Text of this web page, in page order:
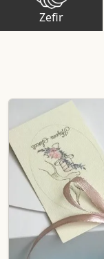
Zefir